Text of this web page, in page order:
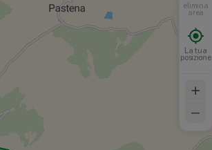
elimina
area
La tua
posizione
+
–